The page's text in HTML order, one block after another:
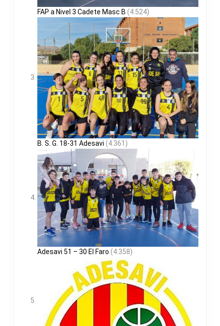
FAP a Nivel 3 Cadete Masc B (4.524)
B. S. G. 18-31 Adesavi (4.361)
Adesavi 51 – 30 El Faro (4.358)